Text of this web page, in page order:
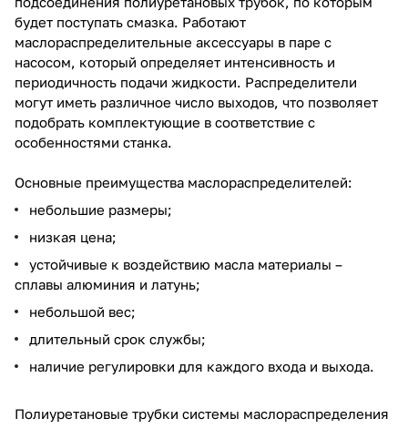
будет поступать смазка. Работают
маслораспределительные аксессуары в паре с
насосом, который определяет интенсивность и
периодичность подачи жидкости. Распределители
могут иметь различное число выходов, что позволяет
подобрать комплектующие в соответствие с
особенностями станка.
Основные преимущества маслораспределителей:
небольшие размеры;
низкая цена;
устойчивые к воздействию масла материалы –
сплавы алюминия и латунь;
небольшой вес;
длительный срок службы;
наличие регулировки для каждого входа и выхода.
Полиуретановые трубки системы маслораспределения